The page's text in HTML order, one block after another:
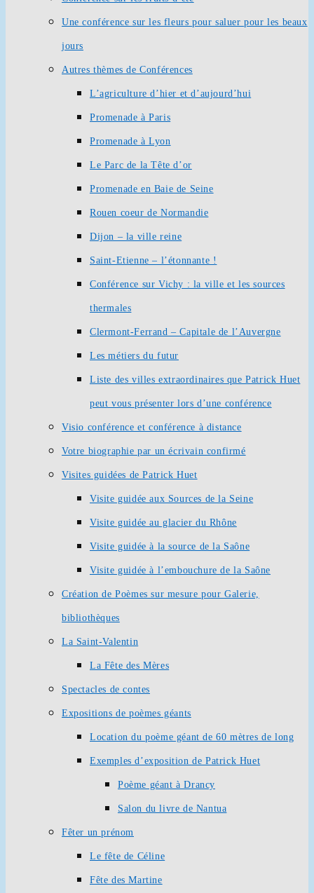
Une conférence sur les fleurs pour saluer pour les beaux
jours
Autres thèmes de Conférences
L’agriculture d’hier et d’aujourd’hui
Promenade à Paris
Promenade à Lyon
Le Parc de la Tête d’or
Promenade en Baie de Seine
Rouen coeur de Normandie
Dijon – la ville reine
Saint-Etienne – l’étonnante !
Conférence sur Vichy : la ville et les sources
thermales
Clermont-Ferrand – Capitale de l’Auvergne
Les métiers du futur
Liste des villes extraordinaires que Patrick Huet
peut vous présenter lors d’une conférence
Visio conférence et conférence à distance
Votre biographie par un écrivain confirmé
Visites guidées de Patrick Huet
Visite guidée aux Sources de la Seine
Visite guidée au glacier du Rhône
Visite guidée à la source de la Saône
Visite guidée à l’embouchure de la Saône
Création de Poèmes sur mesure pour Galerie,
bibliothèques
La Saint-Valentin
La Fête des Mères
Spectacles de contes
Expositions de poèmes géants
Location du poème géant de 60 mètres de long
Exemples d’exposition de Patrick Huet
Poème géant à Drancy
Salon du livre de Nantua
Fêter un prénom
Le fête de Céline
Fête des Martine